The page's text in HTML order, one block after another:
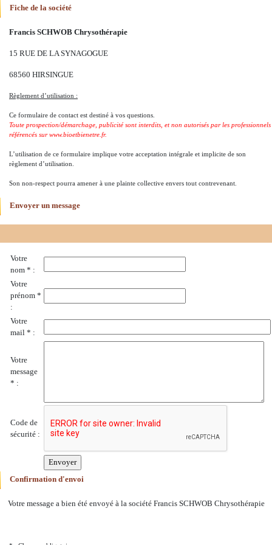
Fiche de la société
Francis SCHWOB Chrysothérapie
15 RUE DE LA SYNAGOGUE
68560 HIRSINGUE
Règlement d’utilisation :
Ce formulaire de contact est destiné à vos questions.
Toute prospection/démarchage, publicité sont interdits, et non autorisés par les professionnels
référencés sur www.bioetbienetre.fr.
L’utilisation de ce formulaire implique votre acceptation intégrale et implicite de son
règlement d’utilisation.
Son non-respect pourra amener à une plainte collective envers tout contrevenant.
Envoyer un message
Votre
nom * :
Votre
prénom *
:
Votre
mail * :
Votre
message
* :
Code de
sécurité :
Confirmation d'envoi
Votre message a bien été envoyé à la société Francis SCHWOB Chrysothérapie